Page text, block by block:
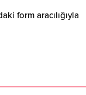
form aracılığıyla